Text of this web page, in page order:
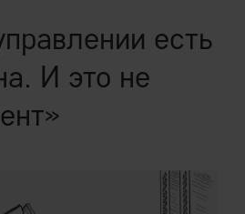
есть
И это не